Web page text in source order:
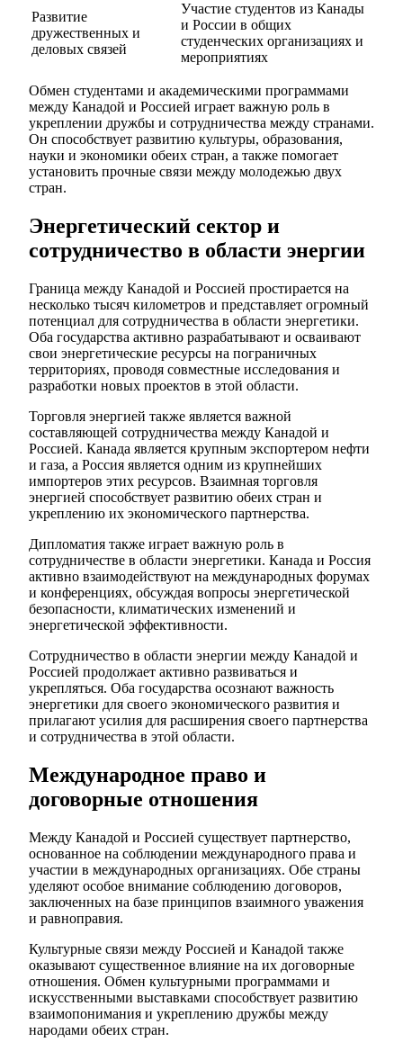
Развитие
дружественных и
деловых связей
Участие студентов из Канады
и России в общих
студенческих организациях и
мероприятиях
Обмен студентами и академическими программами
между Канадой и Россией играет важную роль в
укреплении дружбы и сотрудничества между странами.
Он способствует развитию культуры, образования,
науки и экономики обеих стран, а также помогает
установить прочные связи между молодежью двух
стран.
Энергетический сектор и
сотрудничество в области энергии
Граница между Канадой и Россией простирается на
несколько тысяч километров и представляет огромный
потенциал для сотрудничества в области энергетики.
Оба государства активно разрабатывают и осваивают
свои энергетические ресурсы на пограничных
территориях, проводя совместные исследования и
разработки новых проектов в этой области.
Торговля энергией также является важной
составляющей сотрудничества между Канадой и
Россией. Канада является крупным экспортером нефти
и газа, а Россия является одним из крупнейших
импортеров этих ресурсов. Взаимная торговля
энергией способствует развитию обеих стран и
укреплению их экономического партнерства.
Дипломатия также играет важную роль в
сотрудничестве в области энергетики. Канада и Россия
активно взаимодействуют на международных форумах
и конференциях, обсуждая вопросы энергетической
безопасности, климатических изменений и
энергетической эффективности.
Сотрудничество в области энергии между Канадой и
Россией продолжает активно развиваться и
укрепляться. Оба государства осознают важность
энергетики для своего экономического развития и
прилагают усилия для расширения своего партнерства
и сотрудничества в этой области.
Международное право и
договорные отношения
Между Канадой и Россией существует партнерство,
основанное на соблюдении международного права и
участии в международных организациях. Обе страны
уделяют особое внимание соблюдению договоров,
заключенных на базе принципов взаимного уважения
и равноправия.
Культурные связи между Россией и Канадой также
оказывают существенное влияние на их договорные
отношения. Обмен культурными программами и
искусственными выставками способствует развитию
взаимопонимания и укреплению дружбы между
народами обеих стран.